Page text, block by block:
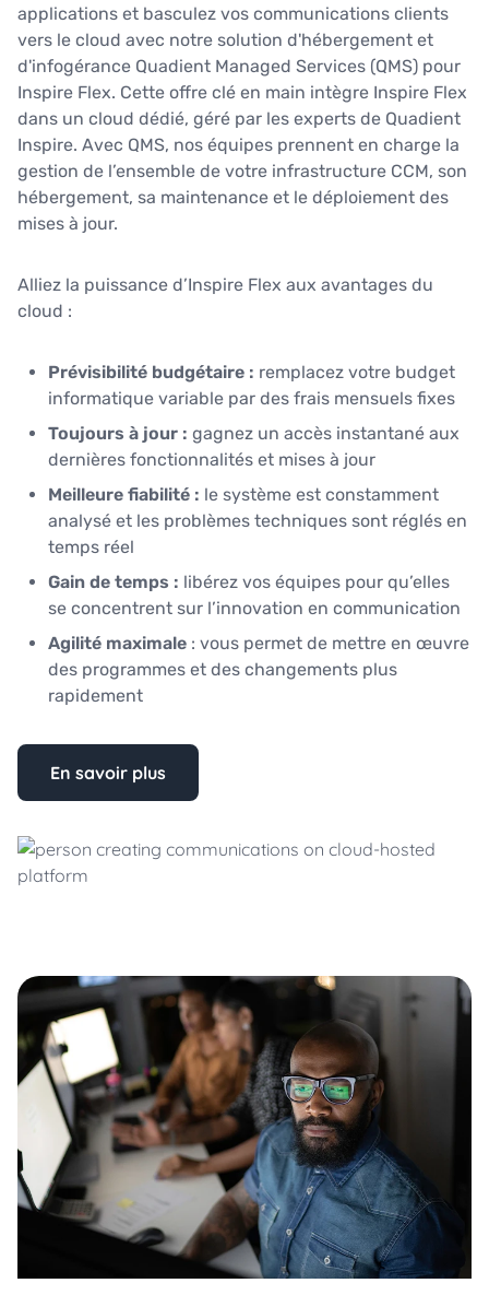
applications et basculez vos communications clients
vers le cloud avec notre solution d'hébergement et
d'infogérance Quadient Managed Services (QMS) pour
Inspire Flex. Cette offre clé en main intègre Inspire Flex
dans un cloud dédié, géré par les experts de Quadient
Inspire. Avec QMS, nos équipes prennent en charge la
gestion de l’ensemble de votre infrastructure CCM, son
hébergement, sa maintenance et le déploiement des
mises à jour.
Alliez la puissance d’Inspire Flex aux avantages du
cloud :
Prévisibilité budgétaire : remplacez votre budget
informatique variable par des frais mensuels fixes
Toujours à jour : gagnez un accès instantané aux
dernières fonctionnalités et mises à jour
Meilleure fiabilité : le système est constamment
analysé et les problèmes techniques sont réglés en
temps réel
Gain de temps : libérez vos équipes pour qu’elles
se concentrent sur l’innovation en communication
Agilité maximale : vous permet de mettre en œuvre
des programmes et des changements plus
rapidement
En savoir plus